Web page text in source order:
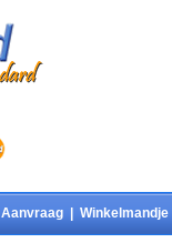
Aanvraag Winkelmandje